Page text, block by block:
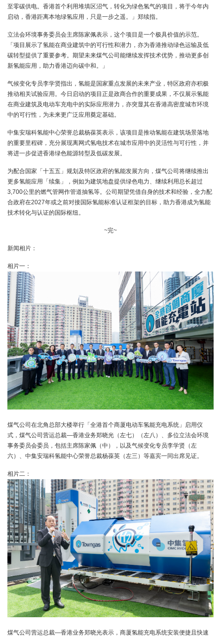
至零碳供电。香港首个利用堆填区沼气，转化为绿色氢气的项目，将于今年内
启动，香港距离本地绿氢应用，只是一步之遥。」郑续指。
立法会环境事务委员会主席陈家佩表示，这个项目是一个极具价值的示范。
「项目展示了氢能在商业建筑中的可行性和潜力，亦为香港推动绿色运输及低
碳转型提供了重要参考。期望未来煤气公司能继续发挥技术优势，推动更多创
新氢能应用，助力香港迈向碳中和。」
气候变化专员李学贤指出，氢能是国家重点发展的未来产业，特区政府亦积极
推动相关试验应用。今日启动的项目正是政商合作的重要成果，不仅展示氢能
在商业建筑及电动车充电中的实际应用潜力，亦突显其在香港高密度城市环境
中的可行性，为未来更广泛应用奠定基础。
中集安瑞科氢能中心荣誉总裁杨葆英表示，该项目是推动氢能在建筑场景落地
的重要里程碑，充分展现离网式氢电技术在城市应用中的灵活性与可行性，并
将进一步促进香港绿色能源转型及低碳发展。
为配合国家「十五五」规划及特区政府的氢能发展方向，煤气公司将继续推出
更多氢能应用「续集」，例如为建筑地盘提供绿色电力、继续利用总长超过
3,700公里的燃气管网作管道抽氢等。公司期望凭借自身的技术和经验，全力配
合政府在2027年或之前对接国际氢能标准认证框架的目标，助力香港成为氢能
技术转化与认证的国际枢纽。
~完~
新闻相片：
相片一：
煤气公司在北角总部大楼举行「全港首个商厦电动车氢能充电系统」启用仪
式，煤气公司营运总裁—香港业务郑晓光（左七）（左八）、多位立法会环境
事务委员会委员，包括主席陈家佩（中），以及气候变化专员李学贤（左
六）、中集安瑞科氢能中心荣誉总裁杨葆英（左三）等嘉宾一同出席见证。
相片二：
煤气公司营运总裁—香港业务郑晓光表示，商厦氢能充电系统安装便捷且快速